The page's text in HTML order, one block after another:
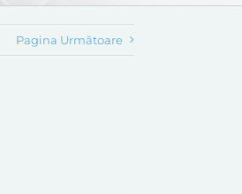
Pagina Următoare